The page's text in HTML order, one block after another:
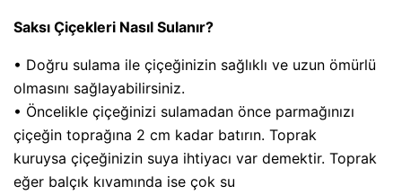
Saksı Çiçekleri Nasıl Sulanır?
• Doğru sulama ile çiçeğinizin sağlıklı ve uzun ömürlü
olmasını sağlayabilirsiniz.
• Öncelikle çiçeğinizi sulamadan önce parmağınızı
çiçeğin toprağına 2 cm kadar batırın. Toprak
kuruysa çiçeğinizin suya ihtiyacı var demektir. Toprak
eğer balçık kıvamında ise çok su